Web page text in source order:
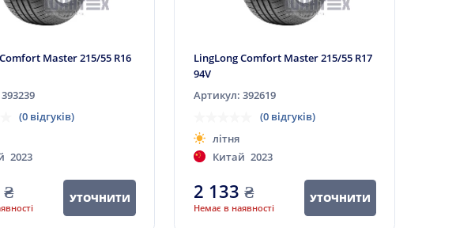
Master 215/55 R16
(0 відгуків)
2023
₴ УТОЧНИТИ
LingLong Comfort Master 215/55 R17
94V
Артикул: 392619
(0 відгуків)
літня
Китай 2023
2 133 ₴
Немає в наявності
УТОЧНИТИ